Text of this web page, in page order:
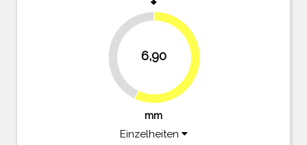
6,90
43%
57%
mm
Einzelheiten